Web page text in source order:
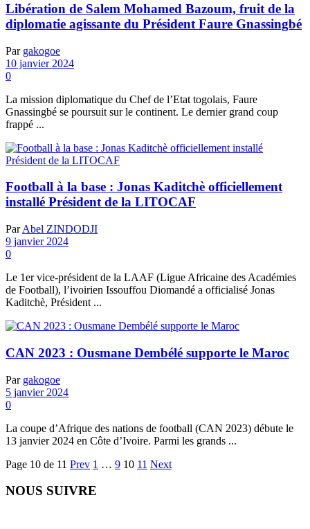
Libération de Salem Mohamed Bazoum, fruit de la
diplomatie agissante du Président Faure Gnassingbé
Par gakogoe
10 janvier 2024
0
La mission diplomatique du Chef de l’Etat togolais, Faure
Gnassingbé se poursuit sur le continent. Le dernier grand coup
frappé ...
Football à la base : Jonas Kaditchè officiellement
installé Président de la LITOCAF
Par Abel ZINDODJI
9 janvier 2024
0
Le 1er vice-président de la LAAF (Ligue Africaine des Académies
de Football), l’ivoirien Issouffou Diomandé a officialisé Jonas
Kaditchè, Président ...
CAN 2023 : Ousmane Dembélé supporte le Maroc
Par gakogoe
5 janvier 2024
0
La coupe d’Afrique des nations de football (CAN 2023) débute le
13 janvier 2024 en Côte d’Ivoire. Parmi les grands ...
Page 10 de 11 Prev 1 … 9 10 11 Next
NOUS SUIVRE